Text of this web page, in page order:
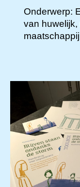
Onderwerp:
van
maatschappij